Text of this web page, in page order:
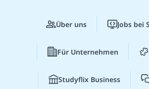
Über uns Jobs bei
Für Unternehmen
Studyflix Business